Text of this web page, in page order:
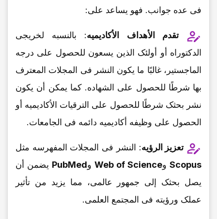
فی عده جوانب. فهو یساعد على:
تقدم الأهداف الأکادیمیه: بالنسبه لخریجی
الدکتوراه أو أولئک الذین یسعون للحصول على درجه
الماجستیر، غالبًا ما یکون النشر فی المجلات المعترف
بها شرطًا للحصول على الشهاده. کما یمکن أن یکون
نشر بحثک شرطًا للحصول على الترقیات الأکادیمیه أو
الحصول على وظیفه أکادیمیه دائمه فی الجامعات.
تعزیز الرؤیه: النشر فی المجلات المفهرسه مثل
Scopus وWeb of Science وPubMed یضمن أن
یصل بحثک إلى جمهور عالمی، مما یزید من تأثیر
عملک ورؤیته فی المجتمع العلمی.